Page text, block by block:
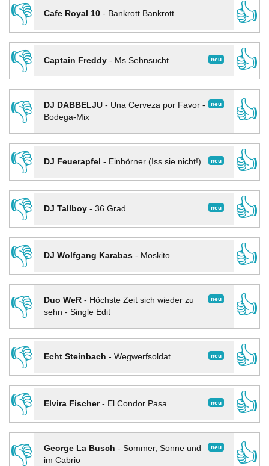
👎
Cafe Royal 10- Bankrott Bankrott
👍
👎
neu
Captain Freddy- Ms Sehnsucht
👍
👎
neu
DJ DABBELJU- Una Cerveza por Favor -
Bodega-Mix
👍
👎
neu
DJ Feuerapfel - Einhörner (Iss sie nicht!)
👍
👎
neu
DJ Tallboy- 36 Grad
👍
👎
DJ Wolfgang Karabas- Moskito
👍
👎
neu
Duo WeR- Höchste Zeit sich wieder zu
sehn - Single Edit
👍
👎
neu
Echt Steinbach - Wegwerfsoldat
👍
👎
neu
Elvira Fischer- El Condor Pasa
👍
👎
neu
George La Busch - Sommer, Sonne und
im Cabrio
👍